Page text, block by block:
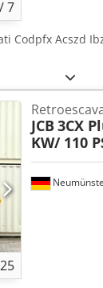
/7
Codpfx Acszd
25
JCB 3CX
KW/ 110